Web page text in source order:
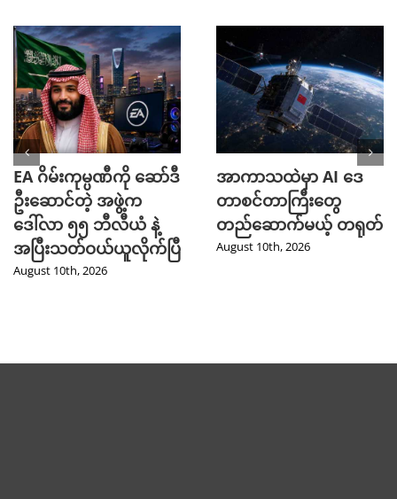
EA ဂိမ်းကုမ္ပဏီကို ဆော်ဒီ
ဦးဆောင်တဲ့ အဖွဲ့က
ဒေါ်လာ ၅၅ ဘီလီယံ နဲ့
အပြီးသတ်ဝယ်ယူလိုက်ပြီ
August 10th, 2026
အာကာသထဲမှာ AI ဒေ
တာစင်တာကြီးတွေ
တည်ဆောက်မယ့် တရုတ်
August 10th, 2026